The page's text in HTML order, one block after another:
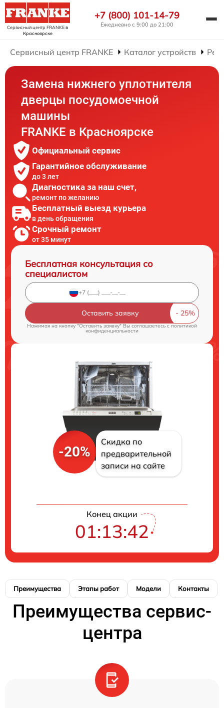
Сервисный центр FRANKEв
Красноярске
+7 (800) 101-14-79
Ежедневно с 9:00 до 21:00
Сервисный центр FRANKE Каталог устройств
Замена нижнего уплотнителя
дверцы посудомоечной
машины
FRANKE в Красноярске
Официальный сервис
Гарантийное обслуживание
до 3 лет
Диагностика за наш счет,
ремонт по желанию
Бесплатный выезд курьера
в день обращения
Срочный ремонт
от 35 минут
Бесплатная консультация со
специалистом
Оставить заявку
Нажимая на кнопку "Оставить заявку" Вы соглашаетесь cполитикой
конфиденциальности
-20%
Скидка по
предварительной
записи на сайте
Конец акции
01:13:42
Преимущества Этапы работ Модели Контакты
Преимущества сервис-
центра